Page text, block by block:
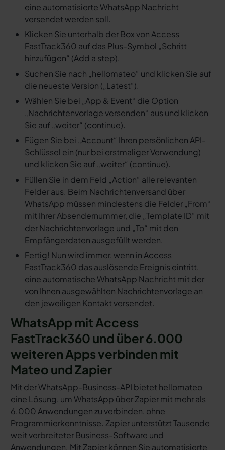
eine automatisierte WhatsApp Nachricht
versendet werden soll.
Klicken Sie unterhalb der Box von Access
FastTrack360 auf das Plus-Symbol „Schritt
hinzufügen“ (Add a step).
Suchen Sie nach „hellomateo“ und klicken Sie auf
die neueste Version („Latest“).
Wählen Sie bei „App & Event“ die Option
„Nachrichtenvorlage versenden“ aus und klicken
Sie auf „weiter“ (continue).
Fügen Sie bei „Account“ Ihren persönlichen API-
Schlüssel ein (nur bei erstmaliger Verwendung)
und klicken Sie auf „weiter“ (continue).
Füllen Sie in dem Feld „Action“ alle relevanten
Felder aus. Beim Nachrichtenversand über
WhatsApp müssen mindestens die Felder „From“
mit Ihrer Absendernummer, die „Template ID“ mit
der Nachrichtenvorlage und „To“ mit den
Empfängerdaten ausgefüllt werden.
Fertig! Nun wird immer, wenn in Access
FastTrack360 das auslösende Ereignis eintritt,
eine automatische WhatsApp Nachricht mit der
von Ihnen ausgewählten Nachrichtenvorlage an
den jeweiligen Kontakt versendet.
WhatsApp mit Access
FastTrack360 und über 6.000
weiteren Apps verbinden mit
Mateo und Zapier
Mit der WhatsApp-Business-API bietet hellomateo
eine Lösung, um WhatsApp über Zapier mit mehr als
6.000 Anwendungenzu verbinden, ohne
Programmierkenntnisse. Zapier unterstützt Tausende
weit verbreiteter Business-Software und
Anwendungen. Mit Zapier können Sie automatisierte